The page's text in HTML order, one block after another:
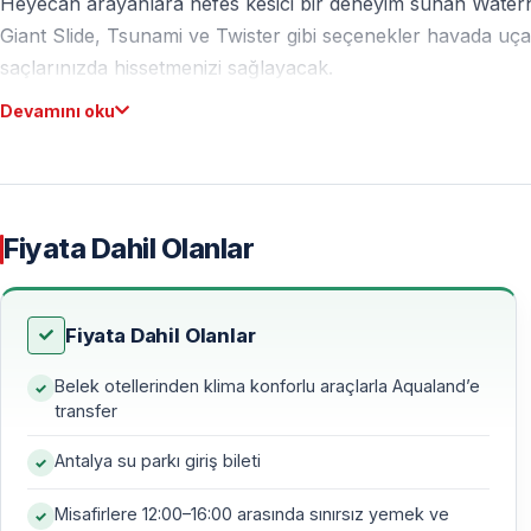
Giant Slide, Tsunami ve Twister gibi seçenekler havada
saçlarınızda hissetmenizi sağlayacak.
Bilinmeyene dalmak ister misiniz? Mağara Havuzu, Dalga
Waterhill Park sadece heyecan arayanlar için değil;
Kaydırakları, Jakuzi ve Kamikaze küçükleri saatlerce
Acıktıktan sonra Hill Restaurant, Mid Bar, Cave Bar ve
mutlaka ziyaret edin. Zengin menüleri ve canlı
yakıt almak ve dinlenmek için mükemmeldir.
İster kalp atışlarınızı hızlandıracak heyecanlar, ister
her şey mevcuttur. Her tercihe uygun gösteriler,
Devamını oku
Fiyata Dahil Olanlar
Fiyata Dahil Olanlar
Belek otellerinden klima konforlu araçlarla Aqualand’e
transfer
Antalya su parkı giriş bileti
Misafirlere 12:00–16:00 arasında sınırsız yemek ve